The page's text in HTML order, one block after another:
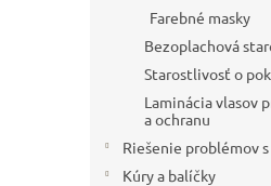
Farebné masky
Bezoplachová
Starostlivosť o
Laminácia vlasov
a ochranu
Riešenie problémov
Kúry a balíčky